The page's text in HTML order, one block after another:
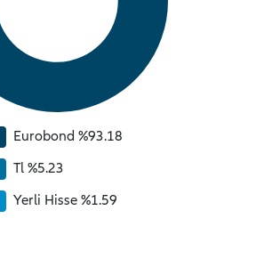
Eurobond %93.18
Tl %5.23
Yerli Hisse %1.59